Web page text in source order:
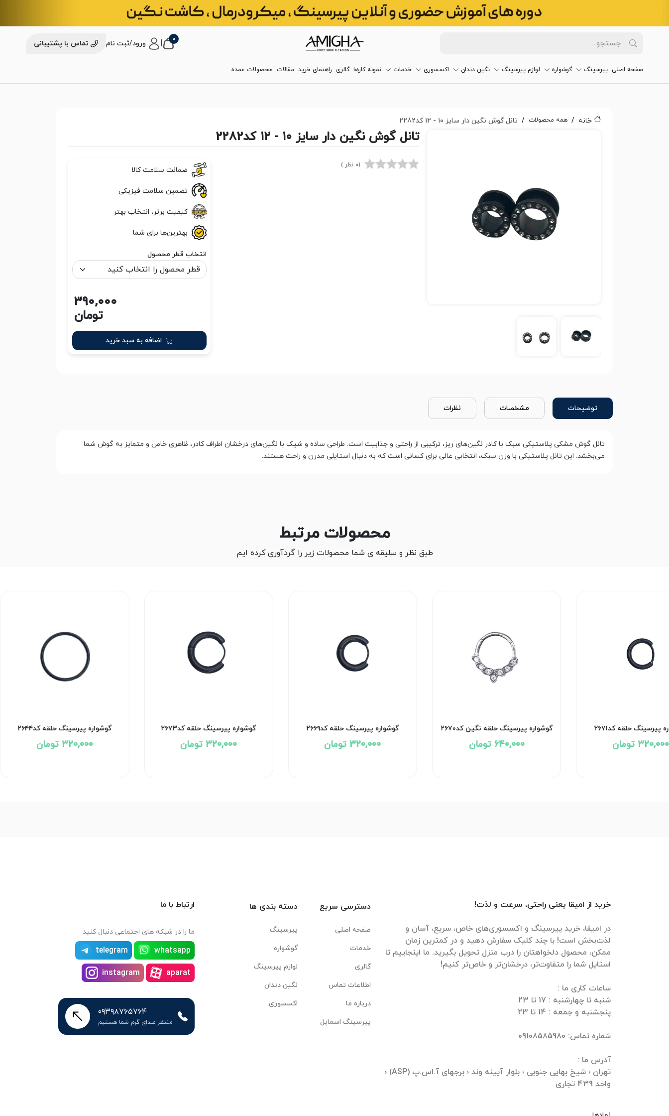
0 ورود/ثبت نام تماس با پشتیبانی
صفحه اصلی پیرسینگ گوشواره لوازم پیرسینگ نگین دندان اکسسوری خدمات نمونه کارها گالری راهنمای خرید مقالات محصولات عمده
خانه همه محصولات تانل گوش نگین دار سایز ۱۰ - ۱۲ کد2282
تانل گوش نگین دار سایز ۱۰ - ۱۲ کد2282
(0 نظر )
ضمانت سلامت کالا
تضمین سلامت فیزیکی
کیفیت برتر، انتخاب بهتر
بهترین‌ها برای شما
انتخاب قطر محصول
390,000
تومان
اضافه به سبد خرید
توضیحات مشخصات نظرات
تانل گوش مشکی پلاستیکی سبک با کادر نگین‌های ریز، ترکیبی از راحتی و جذابیت است. طراحی ساده و شیک با نگین‌های درخشان اطراف کادر، ظاهری خاص و متمایز به گوش شما
می‌بخشد. این تانل پلاستیکی با وزن سبک، انتخابی عالی برای کسانی است که به دنبال استایلی مدرن و راحت هستند.
محصولات مرتبط
طبق نظر و سلیقه ی شما محصولات زیر را گردآوری کرده ایم
پیرسینگ حلقه کد۲۶۷۱
320,000 تومان
گوشواره پیرسینگ حلقه نگین کد۲۶۷۰
640,000 تومان
گوشواره پیرسینگ حلقه کد۲۶۶۹
320,000 تومان
گوشواره پیرسینگ حلقه کد۲۶۷۳
320,000 تومان
گوشواره پیرسینگ حلقه کد۲۶۴۴
320,000 تومان
خرید از امیقا یعنی راحتی، سرعت و لذت!
در امیقا، خرید پیرسینگ و اکسسوری‌های خاص، سریع، آسان و
لذت‌بخش است! با چند کلیک سفارش دهید و در کمترین زمان
ممکن، محصول دلخواهتان را درب منزل تحویل بگیرید. ما اینجاییم تا
تهران ؛ شیخ بهایی جنوبی ؛ بلوار آیینه وند ؛ برجهای آ.اس.پ (ASP) ؛
واحد 439 تجاری
دسترسی سریع
صفحه اصلی
خدمات
گالری
اطلاعات تماس
درباره ما
پیرسینگ اسمایل
دسته بندی ها
پیرسینگ
گوشواره
لوازم پیرسینگ
نگین دندان
اکسسوری
ارتباط با ما
ما را در شبکه های اجتماعی دنبال کنید
whatsapp
telegram
aparat
instagram
۰۹۳۹۸۷۶۵۷۶۴
منتظر صدای گرم شما هستیم